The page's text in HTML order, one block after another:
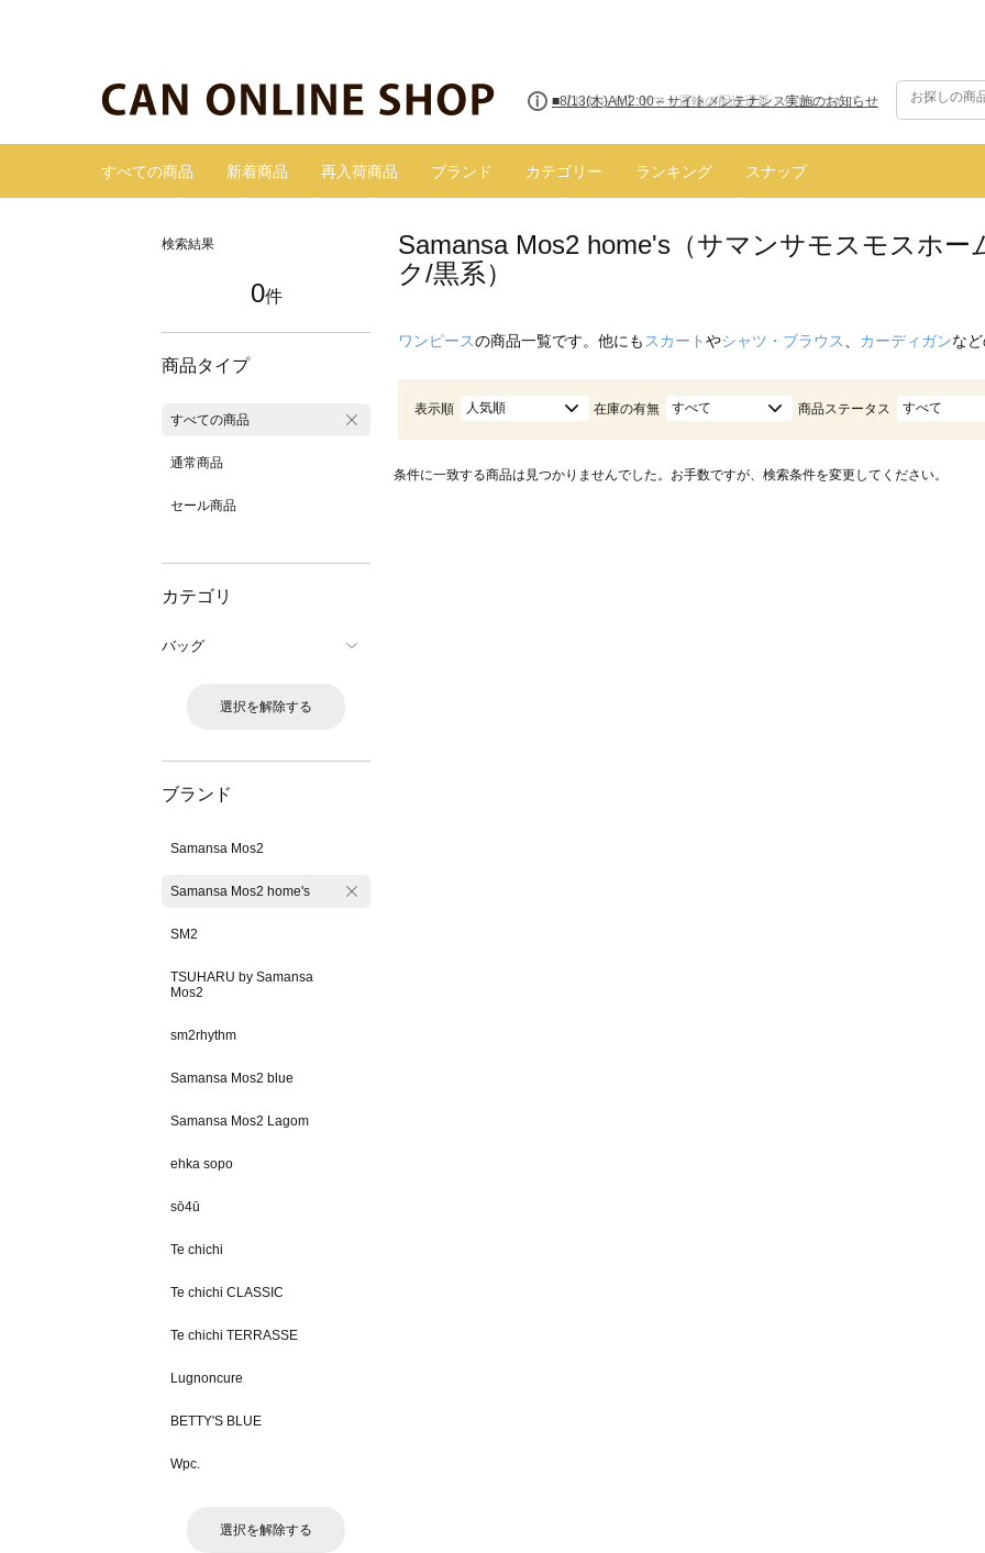
■8/13(木)AM2:00～サイトメンテナンス実施のお知らせ
すべての商品 新着商品 再入荷商品 ブランド カテゴリー ランキング スナップ
検索結果
0件
商品タイプ
すべての商品
通常商品
セール商品
カテゴリ
バッグ
選択を解除する
ブランド
Samansa Mos2
Samansa Mos2 home's
SM2
TSUHARU by Samansa
Mos2
sm2rhythm
Samansa Mos2 blue
Samansa Mos2 Lagom
ehka sopo
sō4ū
Te chichi
Te chichi CLASSIC
Te chichi TERRASSE
Lugnoncure
BETTY'S BLUE
Wpc.
選択を解除する
Samansa Mos2 home's（サマンサモスモスホー
ク/黒系）
ワンピースの商品一覧です。他にも スカートやシャツ・ブラウス カーディガンな
表示順 人気順 在庫の有無 すべて 商品ステータス すべて
条件に一致する商品は見つかりませんでした。お手数ですが、検索条件を変更してください。